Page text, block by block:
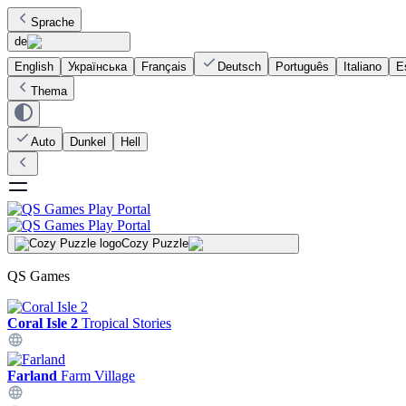
Sprache
de
English
Українська Français Deutsch Português Italiano
Thema
Auto Dunkel Hell
Cozy Puzzle
QS Games
Coral Isle 2 Tropical Stories
Farland Farm Village